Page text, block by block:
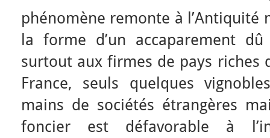
phénomène remonte à l’Antiquité
la forme d’un accaparement
surtout aux firmes de pays riches
France, seuls quelques
mains de sociétés étrangères
foncier est défavorable à